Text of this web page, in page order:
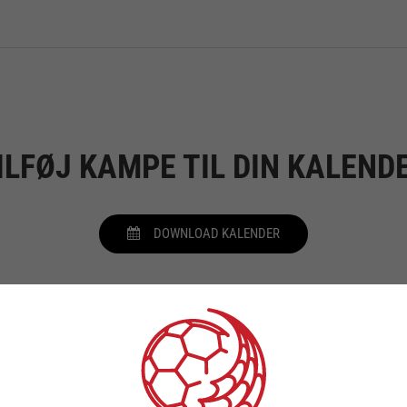
KAMPE TIL DIN
DOWNLOAD KALENDER